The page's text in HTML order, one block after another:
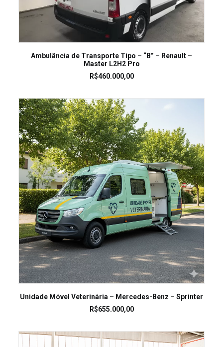
LEIA MAIS
Ambulância de Transporte Tipo – “B” – Renault –
Master L2H2 Pro
R$460.000,00
LEIA MAIS
Unidade Móvel Veterinária – Mercedes-Benz – Sprinter
R$655.000,00